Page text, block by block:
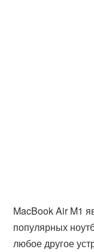
MacBook Air M1
популярных
любое другое